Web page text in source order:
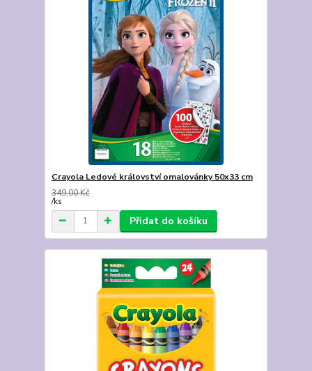
Crayola Ledové království omalovánky 50x33 cm
349,00 Kč
/ks
Přidat do košíku